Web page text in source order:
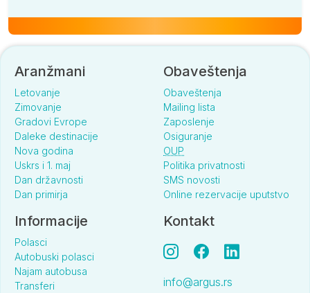
Aranžmani
Letovanje
Zimovanje
Gradovi Evrope
Daleke destinacije
Nova godina
Uskrs i 1. maj
Dan državnosti
Dan primirja
Obaveštenja
Obaveštenja
Mailing lista
Zaposlenje
Osiguranje
OUP
Politika privatnosti
SMS novosti
Online rezervacije uputstvo
Informacije
Polasci
Autobuski polasci
Najam autobusa
Transferi
Kontakt
info@argus.rs